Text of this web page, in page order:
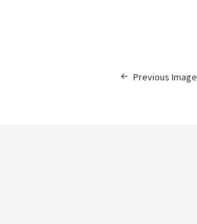
Previous Image